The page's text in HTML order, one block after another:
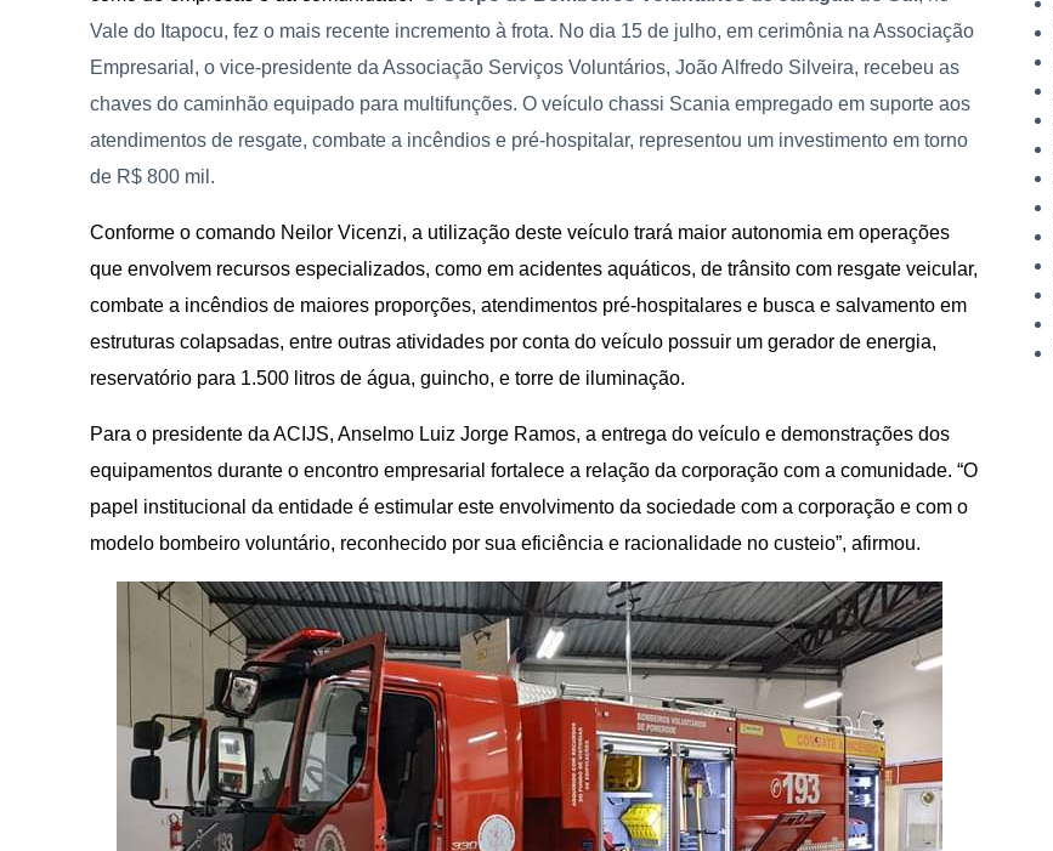
Vale do Itapocu, fez o mais recente incremento à frota. No dia 15 de julho, em cerimônia na Associação
Empresarial, o vice-presidente da Associação Serviços Voluntários, João Alfredo Silveira, recebeu as
chaves do caminhão equipado para multifunções. O veículo chassi Scania empregado em suporte aos
atendimentos de resgate, combate a incêndios e pré-hospitalar, representou um investimento em torno
de R$ 800 mil.
Conforme o comando Neilor Vicenzi, a utilização deste veículo trará maior autonomia em operações
que envolvem recursos especializados, como em acidentes aquáticos, de trânsito com resgate veicular,
combate a incêndios de maiores proporções, atendimentos pré-hospitalares e busca e salvamento em
estruturas colapsadas, entre outras atividades por conta do veículo possuir um gerador de energia,
reservatório para 1.500 litros de água, guincho, e torre de iluminação.
Para o presidente da ACIJS, Anselmo Luiz Jorge Ramos, a entrega do veículo e demonstrações dos
equipamentos durante o encontro empresarial fortalece a relação da corporação com a comunidade. “O
papel institucional da entidade é estimular este envolvimento da sociedade com a corporação e com o
modelo bombeiro voluntário, reconhecido por sua eficiência e racionalidade no custeio”, afirmou.